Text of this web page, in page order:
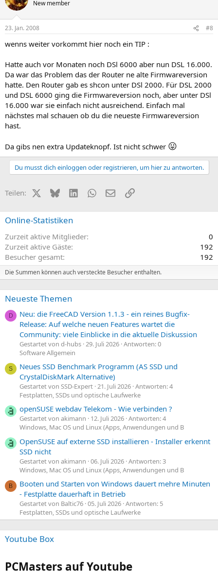
New member
23. Jan. 2008 #8
wenns weiter vorkommt hier noch ein TIP :
Hatte auch vor Monaten noch DSl 6000 aber nun DSL 16.000.
Da war das Problem das der Router ne alte Firmwareversion
hatte. Den Router gab es shcon unter DSl 2000. Für DSL 2000
und DSL 6000 ging die Firmwareversion noch, aber unter DSl
16.000 war sie einfach nicht ausreichend. Einfach mal
nächstes mal schauen ob du die neueste Firmwareversion
hast.
Da gibs nen extra Updateknopf. Ist nicht schwer 😛
Du musst dich einloggen oder registrieren, um hier zu antworten.
Teilen: X (Twitter)
BlueskyLinkedInWhatsApp
E-MailLink
Online-Statistiken
Zurzeit aktive Mitglieder
0
Zurzeit aktive Gäste
192
Besucher gesamt
192
Die Summen können auch versteckte Besucher enthalten.
Neueste Themen
D
Neu: die FreeCAD Version 1.1.3 - ein reines Bugfix-
Release: Auf welche neuen Features wartet die
Community: viele Einblicke in die aktuelle Diskussion
Gestartet von d-hubs 29. Juli 2026 Antworten: 0
Software Allgemein
S
Neues SSD Benchmark Programm (AS SSD und
CrystalDiskMark Alternative)
Gestartet von SSD-Expert 21. Juli 2026 Antworten: 4
Festplatten, SSDs und optische Laufwerke
openSUSE webdav Telekom - Wie verbinden ?
Gestartet von akimann 12. Juli 2026 Antworten: 4
Windows, Mac OS und Linux (Apps, Anwendungen und B
OpenSUSE auf externe SSD installieren - Installer erkennt
SSD nicht
Gestartet von akimann 06. Juli 2026 Antworten: 3
Windows, Mac OS und Linux (Apps, Anwendungen und B
B
Booten und Starten von Windows dauert mehre Minuten
- Festplatte dauerhaft in Betrieb
Gestartet von Baltic76 05. Juli 2026 Antworten: 5
Festplatten, SSDs und optische Laufwerke
Youtube Box
PCMasters auf Youtube